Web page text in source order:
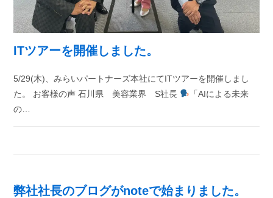
ITツアーを開催しました。
5/29(木)、みらいパートナーズ本社にてITツアーを開催しまし
た。 お客様の声 石川県 美容業界 S社長
「AIによる未来
の…
弊社社長のブログがnoteで始まりました。